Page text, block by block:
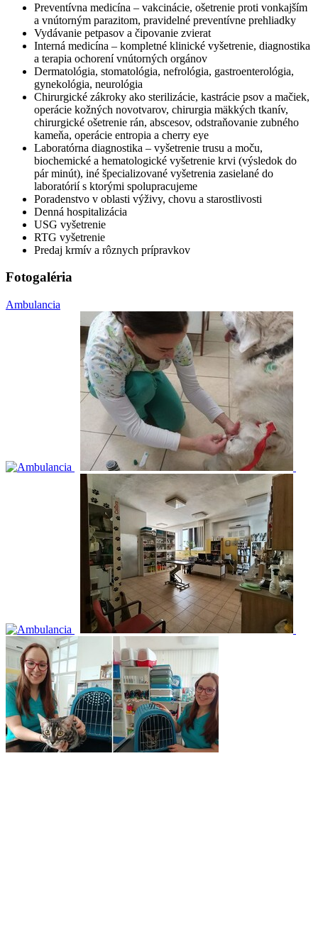
Preventívna medicína – vakcinácie, ošetrenie proti vonkajším
a vnútorným parazitom, pravidelné preventívne prehliadky
Vydávanie petpasov a čipovanie zvierat
Interná medicína – kompletné klinické vyšetrenie, diagnostika
a terapia ochorení vnútorných orgánov
Dermatológia, stomatológia, nefrológia, gastroenterológia,
gynekológia, neurológia
Chirurgické zákroky ako sterilizácie, kastrácie psov a mačiek,
operácie kožných novotvarov, chirurgia mäkkých tkanív,
chirurgické ošetrenie rán, abscesov, odstraňovanie zubného
kameňa, operácie entropia a cherry eye
Laboratórna diagnostika – vyšetrenie trusu a moču,
biochemické a hematologické vyšetrenie krvi (výsledok do
pár minút), iné špecializované vyšetrenia zasielané do
laboratórií s ktorými spolupracujeme
Poradenstvo v oblasti výživy, chovu a starostlivosti
Denná hospitalizácia
USG vyšetrenie
RTG vyšetrenie
Predaj krmív a rôznych prípravkov
Fotogaléria
Ambulancia